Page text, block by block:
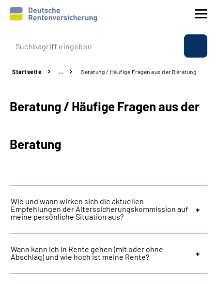
Prävention
Rente
Über uns & Presse
Online-Services
Startseite … Beratung / Häufige Fragen aus der Beratung
Beratung / Häufige Fragen aus der
Beratung
Wie und wann wirken sich die aktuellen
Empfehlungen der Alterssicherungskommission auf
meine persönliche Situation aus?
Wann kann ich in Rente gehen (mit oder ohne
Abschlag) und wie hoch ist meine Rente?